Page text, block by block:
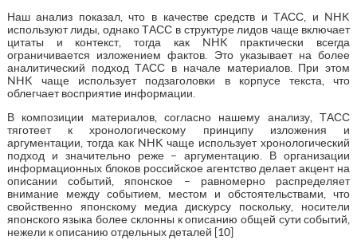
Наш анализ показал, что в качестве средств и ТАСС, и NHK
используют лиды, однако ТАСС в структуре лидов чаще включает
цитаты и контекст, тогда как NHK практически всегда
ограничивается изложением фактов. Это указывает на более
аналитический подход ТАСС в начале материалов. При этом
NHK чаще использует подзаголовки в корпусе текста, что
облегчает восприятие информации.
В композиции материалов, согласно нашему анализу, ТАСС
тяготеет к хронологическому принципу изложения и
аргументации, тогда как NHK чаще использует хронологический
подход и значительно реже – аргументацию. В организации
информационных блоков российское агентство делает акцент на
описании событий, японское – равномерно распределяет
внимание между событием, местом и обстоятельствами, что
свойственно японскому медиа дискурсу поскольку, носители
японского языка более склонны к описанию общей сути событий,
нежели к описанию отдельных деталей [10]